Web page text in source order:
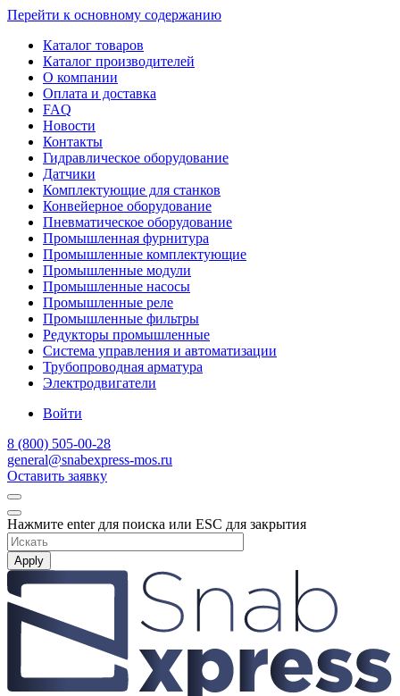
Перейти к основному содержанию
Каталог товаров
Каталог производителей
О компании
Оплата и доставка
FAQ
Новости
Контакты
Гидравлическое оборудование
Датчики
Комплектующие для станков
Конвейерное оборудование
Пневматическое оборудование
Промышленная фурнитура
Промышленные комплектующие
Промышленные модули
Промышленные насосы
Промышленные реле
Промышленные фильтры
Редукторы промышленные
Система управления и автоматизации
Трубопроводная арматура
Электродвигатели
Войти
8 (800) 505-00-28
general@snabexpress-mos.ru
Оставить заявку
Нажмите enter для поиска или ESC для закрытия
Apply